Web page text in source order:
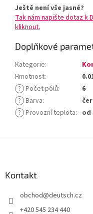
Ještě není vše jasné?
Tak nám napište dotaz k
kliknout.
Doplňkové
Kategorie:
Hmotnost:
? Počet pólů:
6
? Barva:
? Provozní teplota: od
Kontakt
obchod@deutsch.cz
+420 545 234 440